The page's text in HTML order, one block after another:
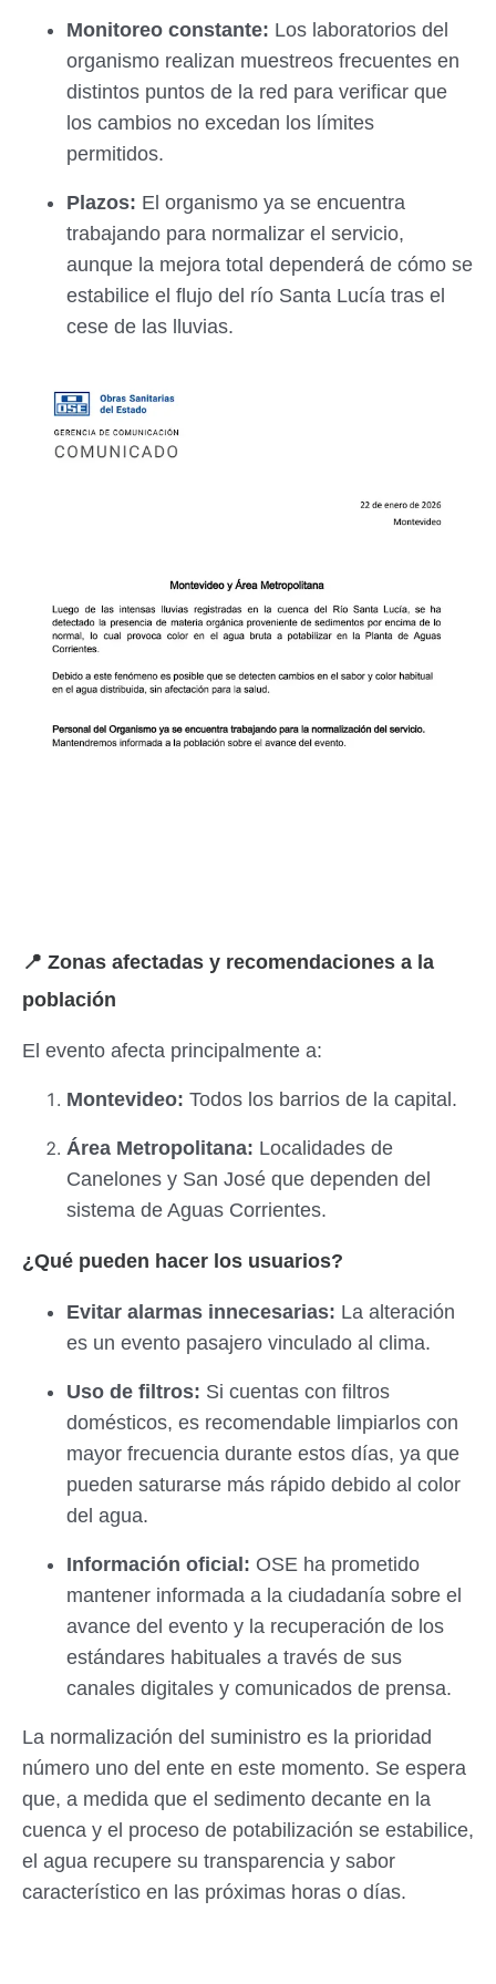
Monitoreo constante: Los laboratorios del
organismo realizan muestreos frecuentes en
distintos puntos de la red para verificar que
los cambios no excedan los límites
permitidos.
Plazos: El organismo ya se encuentra
trabajando para normalizar el servicio,
aunque la mejora total dependerá de cómo se
estabilice el flujo del río Santa Lucía tras el
cese de las lluvias.
📍 Zonas afectadas y recomendaciones a la
población
El evento afecta principalmente a:
Montevideo: Todos los barrios de la capital.
Área Metropolitana: Localidades de
Canelones y San José que dependen del
sistema de Aguas Corrientes.
¿Qué pueden hacer los usuarios?
Evitar alarmas innecesarias: La alteración
es un evento pasajero vinculado al clima.
Uso de filtros: Si cuentas con filtros
domésticos, es recomendable limpiarlos con
mayor frecuencia durante estos días, ya que
pueden saturarse más rápido debido al color
del agua.
Información oficial: OSE ha prometido
mantener informada a la ciudadanía sobre el
avance del evento y la recuperación de los
estándares habituales a través de sus
canales digitales y comunicados de prensa.
La normalización del suministro es la prioridad
número uno del ente en este momento. Se espera
que, a medida que el sedimento decante en la
cuenca y el proceso de potabilización se estabilice,
el agua recupere su transparencia y sabor
característico en las próximas horas o días.